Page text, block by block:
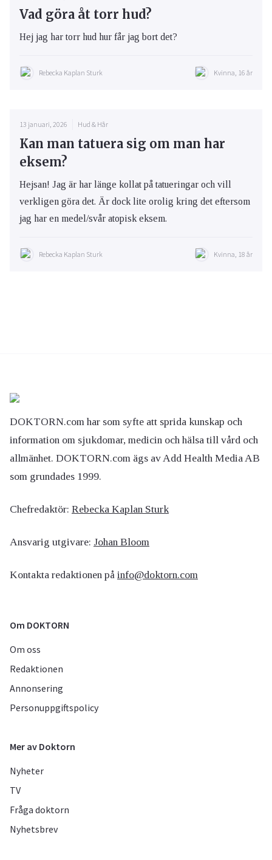
Vad göra åt torr hud?
Hej jag har torr hud hur får jag bort det?
Rebecka Kaplan Sturk Kvinna, 16 år
13 januari, 2026 Hud & Hår
Kan man tatuera sig om man har
eksem?
Hejsan! Jag är har länge kollat på tatueringar och vill
verkligen göra det. Är dock lite orolig kring det eftersom
jag har en medel/svår atopisk eksem.
Rebecka Kaplan Sturk Kvinna, 18 år
DOKTORN.com har som syfte att sprida kunskap och
information om sjukdomar, medicin och hälsa till vård och
allmänhet. DOKTORN.com ägs av Add Health Media AB
som grundades 1999.
Chefredaktör: Rebecka Kaplan Sturk
Ansvarig utgivare: Johan Bloom
Kontakta redaktionen på info@doktorn.com
Om DOKTORN
Om oss
Redaktionen
Annonsering
Personuppgiftspolicy
Mer av Doktorn
Nyheter
TV
Fråga doktorn
Nyhetsbrev